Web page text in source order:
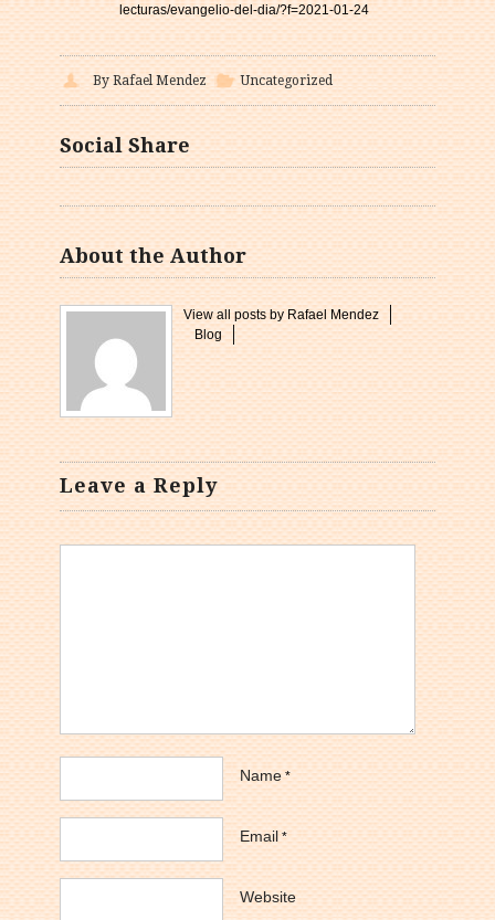
lecturas/evangelio-del-dia/?f=2021-01-24
By Rafael Mendez Uncategorized
Social Share
About the Author
View all posts by Rafael Mendez
Blog
Leave a Reply
Name *
Email *
Website